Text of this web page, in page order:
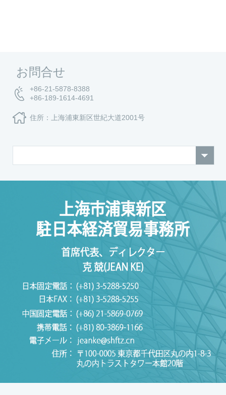
お問合せ
+86-21-5878-8388
+86-189-1614-4691
住所：上海浦東新区世紀大道2001号